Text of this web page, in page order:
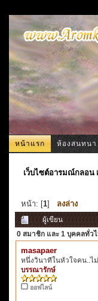
หน้าแรก ห้องสนทนา
เว็บไซต์อารมณ์กลอน
หน้า: [1] ลงล่าง
ผู้เขียน
0 สมาชิก และ 1 บุคคลทั่ว
masapaer
หนึ่งวินาทีในหัวใจคน..ไม่
บรรณารักษ์
ออฟไลน์